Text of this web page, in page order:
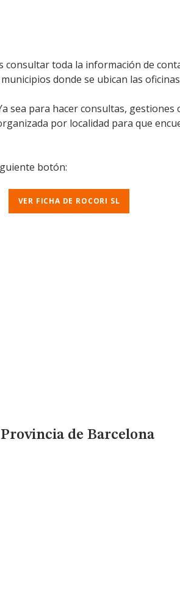
consultar toda la información de
donde se ubican las
sea para hacer consultas,
por localidad para que
botón:
VER FICHA DE ROCORI SL
de Barcelona